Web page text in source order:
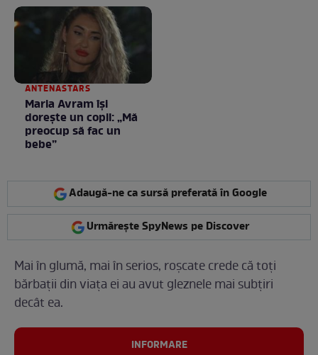
ANTENASTARS
Maria Avram își
dorește un copil: „Mă
preocup să fac un
bebe”
Adaugă-ne ca sursă preferată în Google
Urmărește SpyNews pe Discover
Mai în glumă, mai în serios, roșcate crede că toți
bărbații din viața ei au avut gleznele mai subțiri
decât ea.
INFORMARE